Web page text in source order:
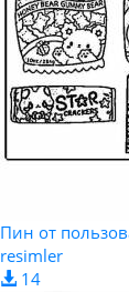
Пин от
resimler
14